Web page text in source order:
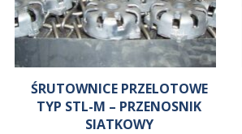
ŚRUTOWNICE PRZELOTOWE
TYP STL-M – PRZENOSNIK
SIATKOWY